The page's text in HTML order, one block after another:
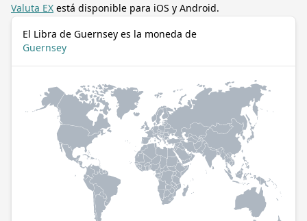
Valuta EX está disponible para iOS y Android.
El Libra de Guernsey es la moneda de
Guernsey